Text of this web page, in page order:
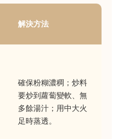
解決方法
確保粉糊濃稠；炒料
要炒到蘿蔔變軟、無
多餘湯汁；用中大火
足時蒸透。